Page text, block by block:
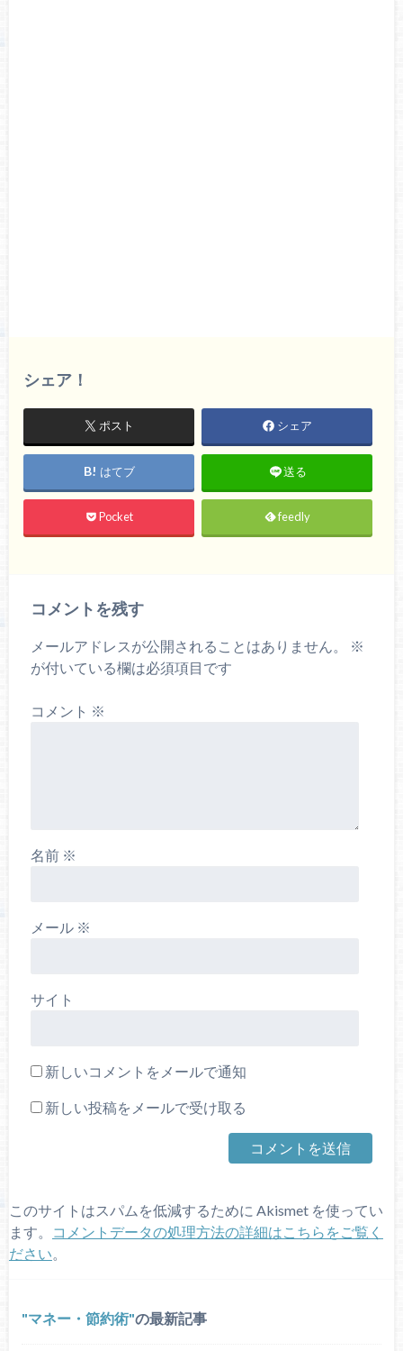
シェア！
ポスト シェア
はてブ 送る
Pocket feedly
コメントを残す
メールアドレスが公開されることはありません。
※
が付いている欄は必須項目です
コメント ※
名前 ※
メール ※
サイト
新しいコメントをメールで通知
新しい投稿をメールで受け取る
このサイトはスパムを低減するために Akismet を使ってい
ます。
コメントデータの処理方法の詳細はこちらをご覧く
ださい。
マネー・節約術 の最新記事